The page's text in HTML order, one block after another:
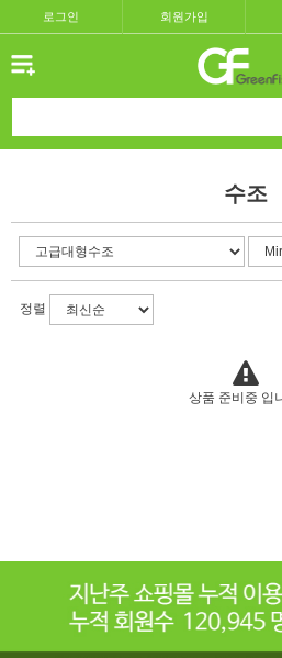
로그인 회원가입
수조
정렬
상품 준비중 입